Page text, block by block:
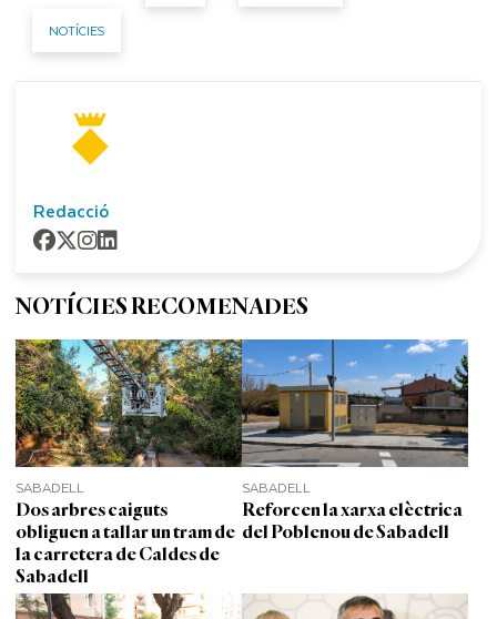
NOTÍCIES
Redacció
NOTÍCIES RECOMENADES
SABADELL
Dos arbres caiguts
obliguen a tallar un tram de
la carretera de Caldes de
Sabadell
SABADELL
Reforcen la xarxa elèctrica
del Poblenou de Sabadell